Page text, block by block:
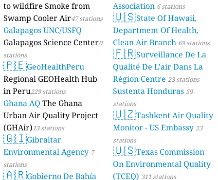
to wildfire Smoke from
Swamp Cooler Air47 stations
Galapagos UNC/USFQ
Galapagos Science Center0
stations
🇵🇪GeoHealthPeru
Regional GEOHealth Hub
in Peru229 stations
Ghana AQ The Ghana
Urban Air Quality Project
(GHAir)13 stations
🇬🇮Gibraltar
Environmental Agency 7
stations
🇦🇷Gobierno De Bahía
Association 6 stations
🇺🇸State Of Hawaii,
Department Of Health,
Clean Air Branch 69 stations
🇫🇷Surveillance De La
Qualité De L'air Dans La
Région Centre 23 stations
Sustenta Honduras 59
stations
🇺🇿Tashkent Air Quality
Monitor - US Embassy 23
stations
🇺🇸Texas Commission
On Environmental Quality
(TCEQ) 311 stations